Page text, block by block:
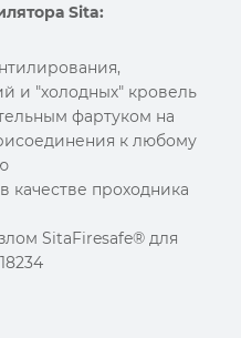
Sita:
и "холодных" кровель
фартуком на
к любому
качестве проходника
SitaFiresafe® для